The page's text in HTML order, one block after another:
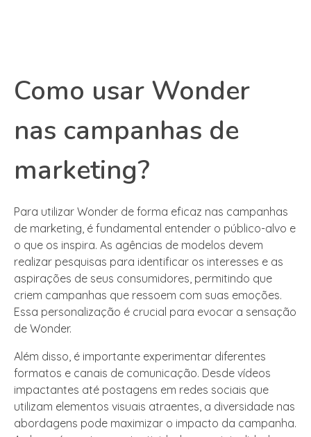
Como usar Wonder
nas campanhas de
marketing?
Para utilizar Wonder de forma eficaz nas campanhas
de marketing, é fundamental entender o público-alvo e
o que os inspira. As agências de modelos devem
realizar pesquisas para identificar os interesses e as
aspirações de seus consumidores, permitindo que
criem campanhas que ressoem com suas emoções.
Essa personalização é crucial para evocar a sensação
de Wonder.
Além disso, é importante experimentar diferentes
formatos e canais de comunicação. Desde vídeos
impactantes até postagens em redes sociais que
utilizam elementos visuais atraentes, a diversidade nas
abordagens pode maximizar o impacto da campanha.